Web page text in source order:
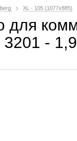
XL - 105 (1077х885)
для
3201 -